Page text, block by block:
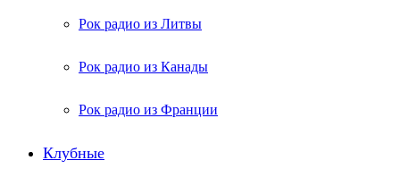
Рок радио из Литвы
Рок радио из Канады
Рок радио из Франции
Клубные